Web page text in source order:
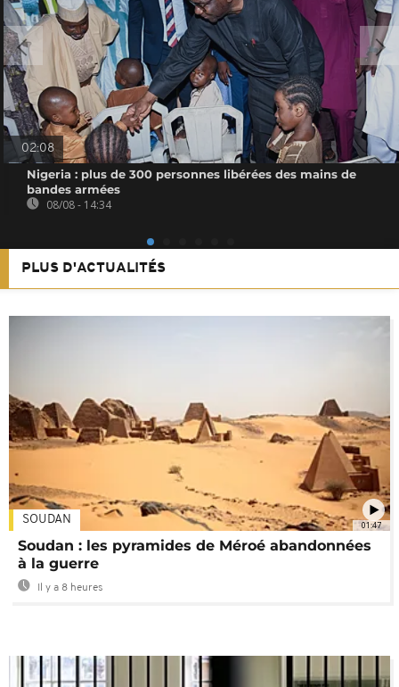
02:08
Nigeria : plus de 300 personnes libérées des mains de
bandes armées
08/08 - 14:34
PLUS D'ACTUALITÉS
01:47
SOUDAN
Soudan : les pyramides de Méroé abandonnées
à la guerre
Il y a 8 heures